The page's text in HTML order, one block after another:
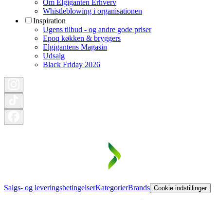
Om Elgiganten Erhverv
Whistleblowing i organisationen
Inspiration
Ugens tilbud - og andre gode priser
Epoq køkken & bryggers
Elgigantens Magasin
Udsalg
Black Friday 2026
Salgs- og leveringsbetingelserKategorierBrands Cookie indstillinger